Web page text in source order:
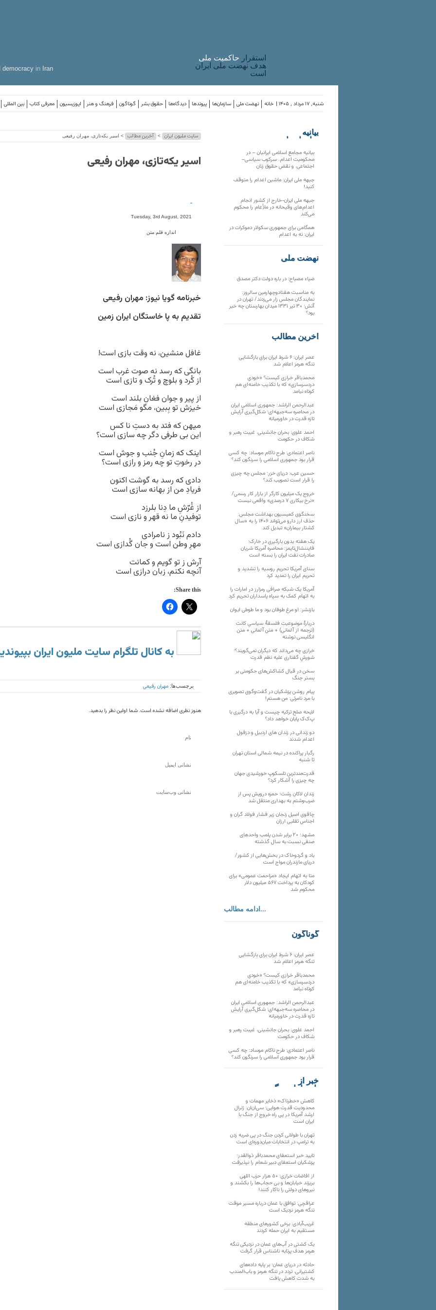
democracy in Iran
استقرار حاکميت ملی
هدف نهضت ملی ایران
است
بین المللی معرفی کتاب اپوزیسیون فرهنگ و هنر گوناگون حقوق بشر دیدگاه‌ها پیوندها سازمان‌ها نهضت ملی خانه شنبه, ۱۷ مرداد , ۱۴۰۵ |
سایت ملیون ایران > آخرین مطالب > اسیر یکه‌تازی، مهران رفیعی
اسیر یکه‌تازی، مهران رفیعی
-
Tuesday, 3rd August, 2021
اندازه قلم متن
خبرنامه گویا نیوز: مهران رفیعی
تقدیم به پا خاستگان ایران زمین
غافل منشین، نه وقت بازی است!
بانگی که رسد نه صوت غرب است
از کُرد و بلوچ و تُرک و تازی است
از پیر و جوان فغان بلند است
خیزش تو بِبین، مگو مَجازی است
میهن که فتد به دستِ نا کس
این بی طرفی دگر چه سازی است؟
اینک که زمانِ جُنب و جوش است
در رخوتِ تو چه رمز و رازی است؟
دادی که رسد به گوشت اکنون
فریادِ من از بهانه سازی است
از غُرّشِ ما دِنا بلرزد
توفیدنِ ما نه قهر و نازی است
دادم نَبُود ز نامرادی
مهرِ وطن است و جان گُدازی است
آرش ز تو گویم و کمانت
آنچه نکنم، زبان درازی است
Share this:
به کانال تلگرام سایت ملیون ایران
برچسب‌ها: مهران رفیعی
هنوز نظری اضافه نشده است. شما اولین نظر را بدهید.
بیانیه
سازمان‌های
بیانیه مجامع اسلامی ایرانیان – در
محکومیت اعدام، سرکوب سیاسی–
اجتماعی، و نقض حقوق زنان
جبهه ملی ایران: ماشین اعدام را متوقف
کنید!
جبهه ملی ایران-خارج از کشور انجام
اعدام‌های وقیحانه در ملأِعام را محکوم
می‌کند
همگامی برای جمهوری سکولار دموکرات در
ایران: نه به اعدام
نهضت ملی
ضیاء مصباح: در باره دولت دکتر مصدق
به مناسبت هفتادوچهارمین سالروز:
نمایندگان مجلس زار می‌زدند/ تهران در
آتش؛ ۳۰ تیر ۱۳۳۱ میدان بهارستان چه خبر
بود؟
آخرین مطالب
عصر ایران: ۶ شرط ایران برای بازگشایی
تنگه هرمز اعلام شد
محمدباقر خرازی کیست؟ «خودیِ
دردسرسازی» که با تکذیب خامنه‌ای هم
کوتاه نیامد
عبدالرحمن الراشد: جمهوری اسلامی ایران
در محاصره سه‌جبهه‌ای؛ شکل‌گیری آرایش
تازه قدرت در خاورمیانه
احمد علوی: بحران جانشینی، غیبت رهبر و
شکاف در حکومت
ناصر اعتمادی: طرح ناکام موساد: چه کسی
قرار بود جمهوری اسلامی را سرنگون کند؟
حسین عرب: دریای خزر؛ مجلس چه چیزی
را قرار است تصویب کند؟
خروج یک میلیون کارگر از بازار کار رسمی/
«نرخ بیکاری ۷ درصدی» واقعی نیست
سخنگوی کمیسیون بهداشت مجلس:
حذف ارز دارو می‌تواند ۱۴۰۶ را به «سال
کشتار بیماران» تبدیل کند
یک هفته بدون بارگیری در خارک؛
فایننشال‌تایمز: محاصره آمریکا شریان
صادرات نفت ایران را بسته است
سنای آمریکا تحریم روسیه را تشدید و
تحریم ایران را تمدید کرد
آمریکا یک شبکه صرافی رمزارز در امارات را
به اتهام کمک به سپاه پاسداران تحریم کرد
بازنشر: او مرغ طوفان بود و ما طوطی ایوان
دربارهٔ موضوعیتِ فلسفهٔ سیاسیِ کانت
(ترجمه از آلمانی) + متن آلمانی + متن
انگلیسی نوشته
خرازی چه می‌داند که دیگران نمی‌گویند؟؛
شورشِ گفتاری علیه نظم قدرت
سخن در قبال کشاکش‌های حکومتی بر
بستر جنگ
پیام روشن پزشکیان در گفت‌و‌گوی تصویری
با مرد نامرئی: من هستم!
لایحه صلح ترکیه چیست و آیا به درگیری با
پ‌ک‌ک پایان خواهد داد؟
دو زندانی در زندان های اردبیل و دزفول
اعدام شدند
رگبار پراکنده در نیمه شمالی استان تهران
تا شنبه
قدرت‌مندترین تلسکوپ خورشیدی جهان
چه چیزی را آشکار کرد؟
زندان لاکان رشت؛ حمزه درویش پس از
ضرب‌وشتم به بهداری منتقل شد
چاقوی اصیل زنجان زیر فشار فولاد گران و
اجناس تقلبی ارزان
مشهد؛ ۲۰ برابر شدن پلمب واحدهای
صنفی نسبت به سال گذشته
باد و گردوخاک در بخش‌هایی از کشور/
دریای مازندران مواج است
متا به اتهام ایجاد «مزاحمت عمومی» برای
کودکان به پرداخت ۵۶۷ میلیون دلار
محکوم شد
ادامه مطالب...
گوناگون
عصر ایران: ۶ شرط ایران برای بازگشایی
تنگه هرمز اعلام شد
محمدباقر خرازی کیست؟ «خودیِ
دردسرسازی» که با تکذیب خامنه‌ای هم
کوتاه نیامد
عبدالرحمن الراشد: جمهوری اسلامی ایران
در محاصره سه‌جبهه‌ای؛ شکل‌گیری آرایش
تازه قدرت در خاورمیانه
احمد علوی: بحران جانشینی، غیبت رهبر و
شکاف در حکومت
ناصر اعتمادی: طرح ناکام موساد: چه کسی
قرار بود جمهوری اسلامی را سرنگون کند؟
خبر از
تارنماهای دیگر
کاهش «خطرناک» ذخایر مهمات و
محدودیت قدرت هوایی؛ سی‌ان‌ان: ژنرال
ارشد آمریکا در پی راه خروج از جنگ با
ایران است
تهران با طولانی کردن جنگ در پی ضربه زدن
به ترامپ در انتخابات میان‌دوره‌ای است
تایید خبر استعفای محمدباقر ذوالقدر؛
پزشکیان استعفای دبیر شعام را نپذیرفت
از افاضات خرازی: ۵۰ هزار حزب اللهی
بریزند خیابان‌ها و بی حجاب‌ها را بکشند و
نیرو‌های دولتی را ناکار کنند!
عراقچی: توافق با عمان درباره مسیر موقت
تنگه هرمز نزدیک است
غریب‌آبادی: برخی کشورهای منطقه
مستقیم به ایران حمله کردند
یک کشتی در آب‌های عمان در نزدیکی تنگه
هرمز هدف پرتابه ناشناس قرار گرفت
حادثه در دریای عمان؛ بر پایه داده‌های
کشتیرانی، تردد در تنگه هرمز و باب‌المندب
به شدت کاهش یافت